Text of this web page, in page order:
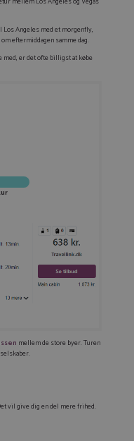
Los Angeles med et morgenfly,
eftermiddagen samme dag.
med, er det ofte billigst at købe
mellem de store byer. Turen
vil give dig en del mere frihed.